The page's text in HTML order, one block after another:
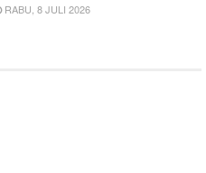
RABU, 8 JULI 2026